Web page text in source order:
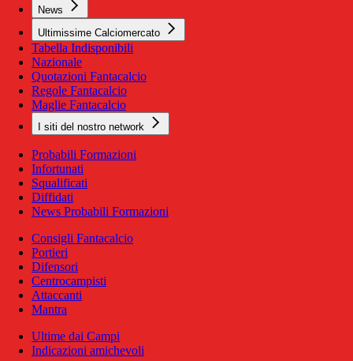
News
Ultimissime Calciomercato
Tabella Indisponibili
Nazionale
Quotazioni Fantacalcio
Regole Fantacalcio
Maglie Fantacalcio
I siti del nostro network
Probabili Formazioni
Infortunati
Squalificati
Diffidati
News Probabili Formazioni
Consigli Fantacalcio
Portieri
Difensori
Centrocampisti
Attaccanti
Mantra
Ultime dai Campi
Indicazioni amichevoli